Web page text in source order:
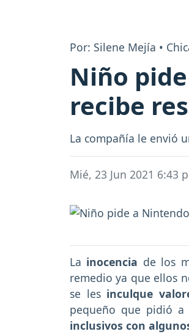
Por: Silene Mejía •
Niño
recibe
La compañía le envió
Mié, 23 Jun 2021 6:43
La inocencia de los
remedio ya que ellos
se les inculque
pequeño que pidió a
inclusivos con